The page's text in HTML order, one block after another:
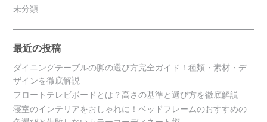
未分類
最近の投稿
ダイニングテーブルの脚の選び方完全ガイド！種類・素材・デ
ザインを徹底解説
フロートテレビボードとは？高さの基準と選び方を徹底解説
寝室のインテリアをおしゃれに！ベッドフレームのおすすめの